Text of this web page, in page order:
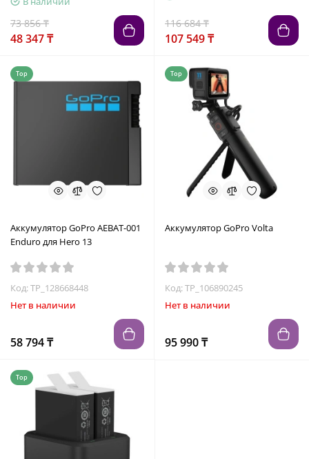
73 856 ₸
48 347 ₸
116 684 ₸
107 549 ₸
Top
Аккумулятор GoPro AEBAT-001
Enduro для Hero 13
Код: TP_128668448
Нет в наличии
58 794 ₸
Top
Аккумулятор GoPro Volta
Код: TP_106890245
Нет в наличии
95 990 ₸
Top